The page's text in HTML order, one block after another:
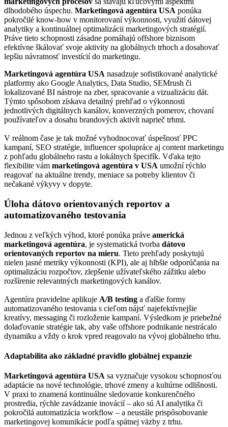
dlhodobého úspechu. Marketingová agentúra USA ponúka
pokročilé know-how v monitorovaní výkonnosti, využití dátovej
analytiky a kontinuálnej optimalizácii marketingových stratégií.
Práve tieto schopnosti zásadne pomáhajú offshore biznisom
efektívne škálovať svoje aktivity na globálnych trhoch a dosahovať
lepšiu návratnosť investícií do marketingu.
Marketingová agentúra USA nasadzuje sofistikované analytické
platformy ako Google Analytics, Data Studio, SEMrush či
lokalizované BI nástroje na zber, spracovanie a vizualizáciu dát.
Týmto spôsobom získava detailný prehľad o výkonnosti
jednotlivých digitálnych kanálov, konverzných pomerov, chovaní
používateľov a dosahu brandových aktivít naprieč trhmi.
V reálnom čase je tak možné vyhodnocovať úspešnosť PPC
kampaní, SEO stratégie, influencer spolupráce aj content marketingu
z pohľadu globálneho rastu a lokálnych špecifík. Vďaka tejto
flexibilite vám marketingová agentúra v USA umožní rýchlo
reagovať na aktuálne trendy, meniace sa potreby klientov či
nečakané výkyvy v dopyte.
Úloha dátovo orientovaných reportov a
automatizovaného testovania
Jednou z veľkých výhod, ktoré ponúka práve americká
marketingová agentúra, je systematická tvorba dátovo
orientovaných reportov na mieru. Tieto prehľady poskytujú
nielen jasné metriky výkonnosti (KPI), ale aj hlbšie odporúčania na
optimalizáciu rozpočtov, zlepšenie užívateľského zážitku alebo
rozšírenie relevantných marketingových kanálov.
Agentúra pravidelne aplikuje A/B testing a ďalšie formy
automatizovaného testovania s cieľom nájsť najefektívnejšie
kreatívy, messaging či rozloženie kampaní. Výsledkom je priebežné
dolaďovanie stratégie tak, aby vaše offshore podnikanie nestrácalo
dynamiku a vždy o krok vpred reagovalo na vývoj globálneho trhu.
Adaptabilita ako základné pravidlo globálnej expanzie
Marketingová agentúra USA sa vyznačuje vysokou schopnosťou
adaptácie na nové technológie, trhové zmeny a kultúrne odlišnosti.
V praxi to znamená kontinuálne sledovanie konkurenčného
prostredia, rýchle zavádzanie inovácií – ako sú AI analytika či
pokročilá automatizácia workflow – a neustále prispôsobovanie
marketingovej komunikácie podľa spätnej väzby z trhu.